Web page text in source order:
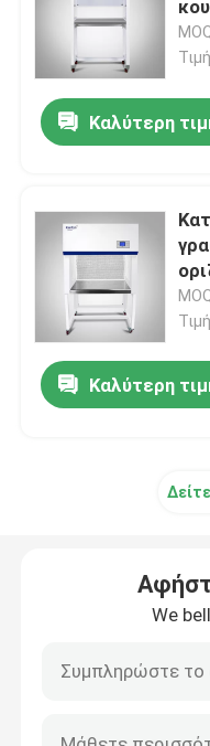
Τροχιακός
Επωαστήρας του
Περιβαλλοντικοί
Αναδευτήρας
Καλύψτε - φούρνος
Καλύτερη
Καλύτερη
We